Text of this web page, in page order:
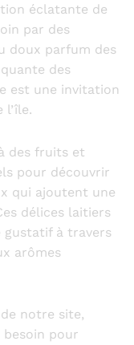
éclatante de
par des
doux parfum des
des
est une invitation
des fruits et
pour découvrir
qui ajoutent une
délices laitiers
gustatif à travers
arômes
notre site,
pour